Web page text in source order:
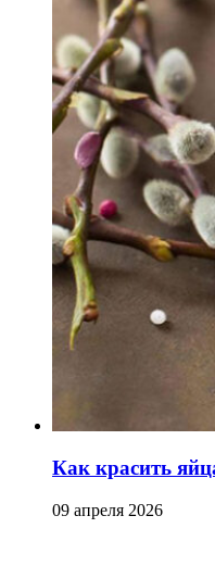
Как красить
09 апреля 2026